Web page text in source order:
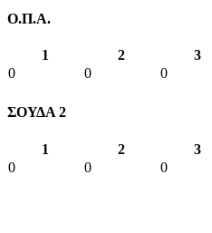
Ο.Π.Α.
1 2 3
0
0 0
ΣΟΥΔΑ 2
1 2 3
0
0 0